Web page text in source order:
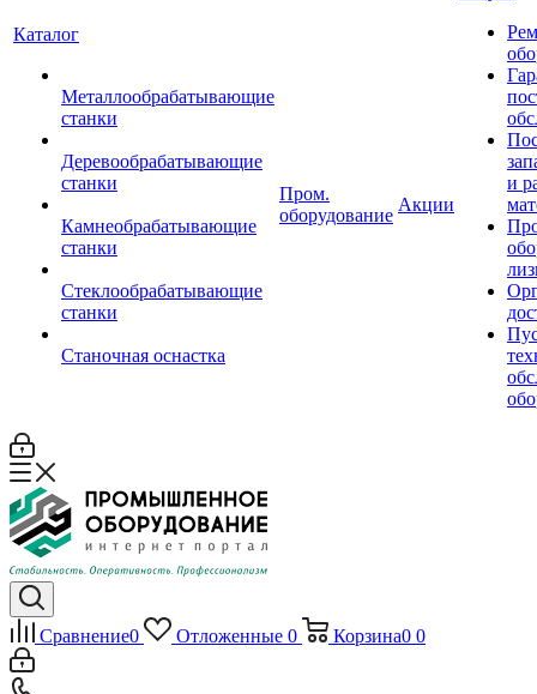
Каталог
Металлообрабатывающие
станки
Деревообрабатывающие
станки
Камнеобрабатывающие
станки
Стеклообрабатывающие
станки
Станочная оснастка
Пром.
оборудование
Акции
и
Сравнение0 Отложенные 0 Корзина0 0